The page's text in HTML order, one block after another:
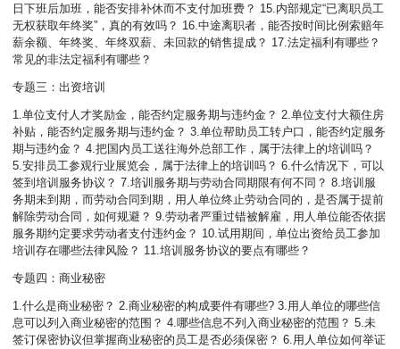
日下班后加班，能否安排补休而不支付加班费？ 15.内部规定“已离职员工
无权获取年终奖”，真的有效吗？ 16.中途离职者，能否按时间比例索赔年
薪余额、年终奖、年终双薪、未回款的销售提成？ 17.法定福利有哪些？
常见的非法定福利有哪些？
专题三：出资培训
1.单位支付人才奖励金，能否约定服务期与违约金？ 2.单位支付大额住房
补贴，能否约定服务期与违约金？ 3.单位帮助员工转户口，能否约定服务
期与违约金？ 4.把国内员工送往海外总部工作，属于法律上的培训吗？
5.安排员工参观行业展览会，属于法律上的培训吗？ 6.什么情况下，可以
签到培训服务协议？ 7.培训服务期与劳动合同期限有何不同？ 8.培训服
务期未到期，而劳动合同到期，用人单位终止劳动合同的，是否属于提前
解除劳动合同，如何规避？ 9.劳动者严重过错被解雇，用人单位能否依据
服务期约定要求劳动者支付违约金？ 10.试用期间，单位出资给员工参加
培训存在哪些法律风险？ 11.培训服务协议的要点有哪些？
专题四：商业秘密
1.什么是商业秘密？ 2.商业秘密的构成要件有哪些? 3.用人单位的哪些信
息可以列入商业秘密的范围？ 4.哪些信息不列入商业秘密的范围？ 5.未
签订保密协议但掌握商业秘密的员工是否必须保密？ 6.用人单位如何举证